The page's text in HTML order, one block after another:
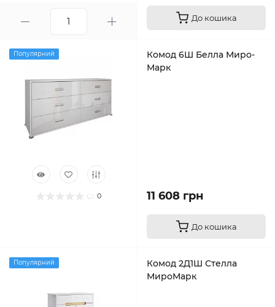
До кошика
Популярний
0
Комод 6Ш Белла Миро-
Марк
11 608 грн
До кошика
Популярний
Комод 2Д1Ш Стелла
МироМарк